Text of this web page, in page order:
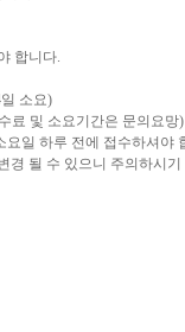
합니다.
소요)
료 및 소요기간은 문의요망)
일 하루 전에 접수하셔야
경 될 수 있으니 주의하시